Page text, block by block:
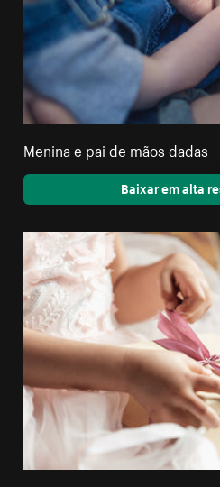
Menina e pai de mãos dadas
Baixar em alta